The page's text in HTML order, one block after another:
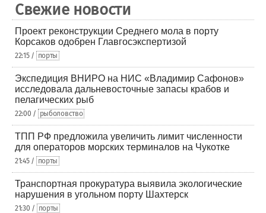
Свежие новости
Проект реконструкции Среднего мола в порту
Корсаков одобрен Главгосэкспертизой
22:15 / порты
Экспедиция ВНИРО на НИС «Владимир Сафонов»
исследовала дальневосточные запасы крабов и
пелагических рыб
22:00 / рыболовство
ТПП РФ предложила увеличить лимит численности
для операторов морских терминалов на Чукотке
21:45 / порты
Транспортная прокуратура выявила экологические
нарушения в угольном порту Шахтерск
21:30 / порты